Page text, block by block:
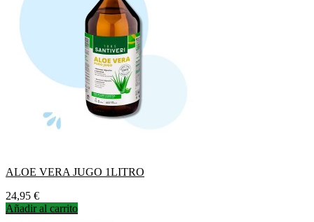
ALOE VERA JUGO 1LITRO
Precio
24,95 €
Añadir al carrito